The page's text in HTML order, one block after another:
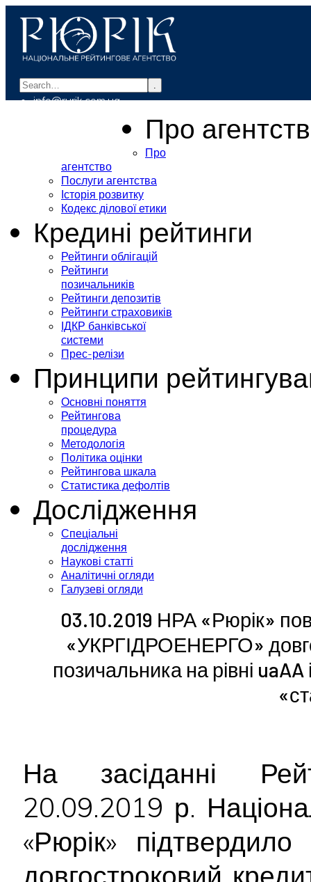
.
info@rurik.com.ua
Про
Про
агентство
Послуги агентства
Історія розвитку
Кодекс ділової етики
Кредині рейтинги
Рейтинги облігацій
Рейтинги
позичальників
Рейтинги депозитів
Рейтинги страховиків
ІДКР банківської
системи
Прес-релізи
Принципи
Основні поняття
Рейтингова
процедура
Методологія
Політика оцінки
Рейтингова шкала
Статистика дефолтів
Дослідження
Спеціальні
дослідження
Наукові статті
Аналітичні огляди
Галузеві огляди
03.10.2019 НРА «Рюрік»
«УКРГІДРОЕНЕРГО»
позичальника на рівні uaAA
На засіданні
20.09.2019 р.
«Рюрік»